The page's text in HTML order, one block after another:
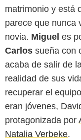
matrimonio y está
parece que nunca
novia. Miguel es
Carlos sueña con
acaba de salir de
realidad de sus
recuperar el
eran jóvenes,
protagonizada por
Natalia Verbeke.